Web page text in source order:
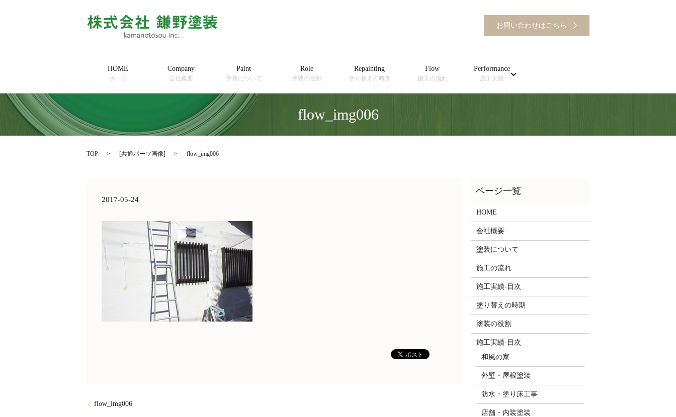
お問い合わせはこちら
HOME
ホーム
Company
会社概要
Paint
塗装について
Role
塗装の役割
Repainting
塗り替えの時期
Flow
施工の流れ
Performance
施工実績
flow_img006
TOP [共通パーツ画像] flow_img006
2017-05-24
flow_img006
HOME
会社概要
塗装について
施工の流れ
施工実績-目次
塗り替えの時期
塗装の役割
施工実績-目次
和風の家
外壁・屋根塗装
防水・塗り床工事
店舗・内装塗装